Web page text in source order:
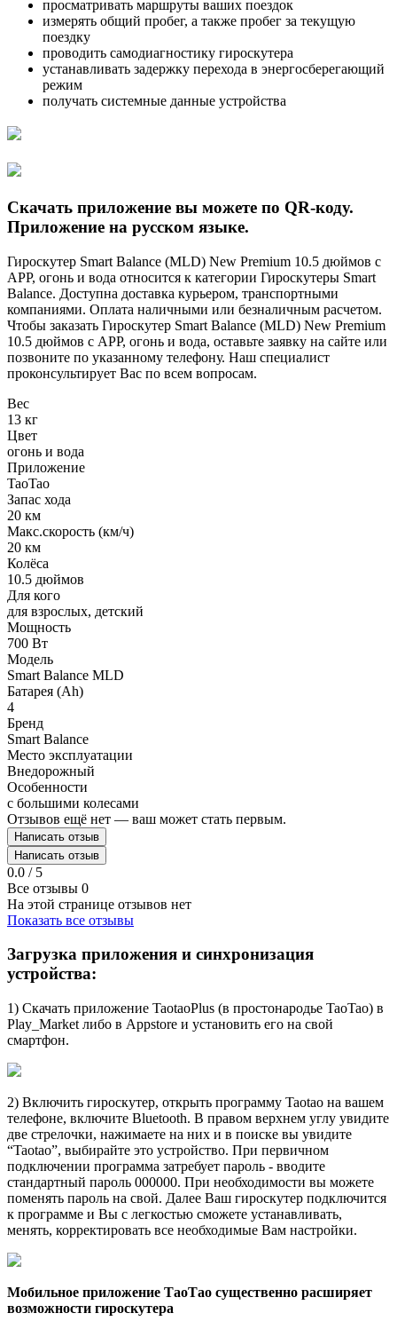
просматривать маршруты ваших поездок
измерять общий пробег, а также пробег за текущую
поездку
проводить самодиагностику гироскутера
устанавливать задержку перехода в энергосберегающий
режим
получать системные данные устройства
Скачать приложение вы можете по QR-коду.
Приложение на русском языке.
Гироскутер Smart Balance (MLD) New Premium 10.5 дюймов с
APP, огонь и вода относится к категории Гироскутеры Smart
Balance. Доступна доставка курьером, транспортными
компаниями. Оплата наличными или безналичным расчетом.
Чтобы заказать Гироскутер Smart Balance (MLD) New Premium
10.5 дюймов с APP, огонь и вода, оставьте заявку на сайте или
позвоните по указанному телефону. Наш специалист
проконсультирует Вас по всем вопросам.
Вес
13 кг
Цвет
огонь и вода
Приложение
TaoTao
Запас хода
20 км
Макс.скорость (км/ч)
20 км
Колёса
10.5 дюймов
Для кого
для взрослых, детский
Мощность
700 Вт
Модель
Smart Balance MLD
Батарея (Ah)
4
Бренд
Smart Balance
Место эксплуатации
Внедорожный
Особенности
с большими колесами
Отзывов ещё нет — ваш может стать первым.
Написать отзыв
Написать отзыв
0.0 / 5
Все отзывы 0
На этой странице отзывов нет
Показать все отзывы
Загрузка приложения и синхронизация
устройства:
1) Скачать приложение TaotaoPlus (в простонародье TaoTao) в
Play_Market либо в Appstore и установить его на свой
смартфон.
2) Включить гироскутер, открыть программу Taotao на вашем
телефоне, включите Bluetooth. В правом верхнем углу увидите
две стрелочки, нажимаете на них и в поиске вы увидите
“Taotao”, выбирайте это устройство. При первичном
подключении программа затребует пароль - вводите
стандартный пароль 000000. При необходимости вы можете
поменять пароль на свой. Далее Ваш гироскутер подключится
к программе и Вы с легкостью сможете устанавливать,
менять, корректировать все необходимые Вам настройки.
Мобильное приложение ТаоТао существенно расширяет
возможности гироскутера